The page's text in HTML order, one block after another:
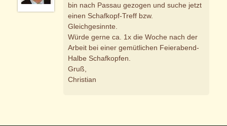
bin nach Passau gezogen und suche jetzt
einen Schafkopf-Treff bzw.
Gleichgesinnte.
Würde gerne ca. 1x die Woche nach der
Arbeit bei einer gemütlichen Feierabend-
Halbe Schafkopfen.
Gruß,
Christian